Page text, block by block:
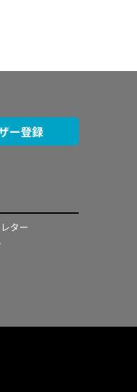
ー登録
ター